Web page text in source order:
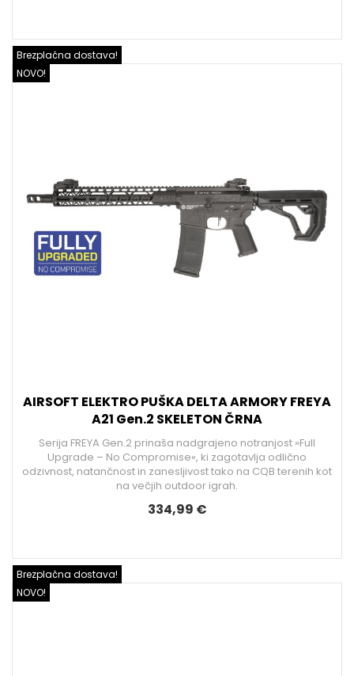
NOVO!
Brezplačna dostava!
AIRSOFT ELEKTRO PUŠKA DELTA ARMORY FREYA
A21 Gen.2 SKELETON ČRNA
Serija FREYA Gen.2 prinaša nadgrajeno notranjost »Full
Upgrade – No Compromise«, ki zagotavlja odlično
odzivnost, natančnost in zanesljivost tako na CQB terenih kot
na večjih outdoor igrah.
334,99 €
NOVO!
Brezplačna dostava!